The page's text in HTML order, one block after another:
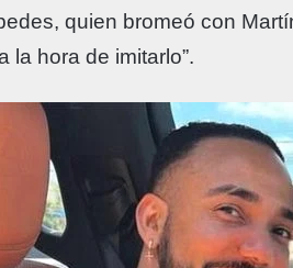
quien bromeó con
la hora de imitarlo”.